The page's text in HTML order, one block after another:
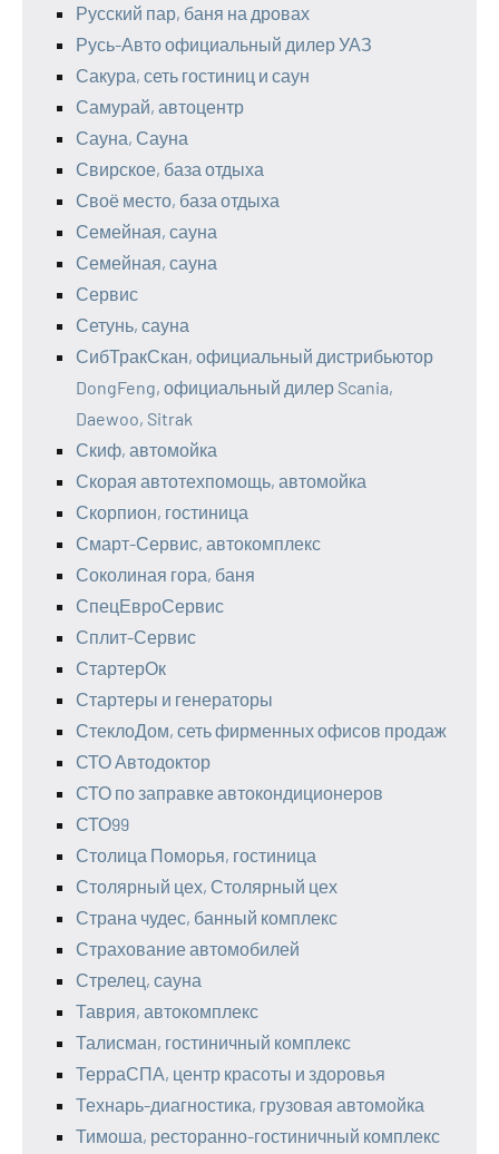
Русский пар, баня на дровах
Русь-Авто официальный дилер УАЗ
Сакура, сеть гостиниц и саун
Самурай, автоцентр
Сауна, Сауна
Свирское, база отдыха
Своё место, база отдыха
Семейная, сауна
Семейная, сауна
Сервис
Сетунь, сауна
СибТракСкан, официальный дистрибьютор
DongFeng, официальный дилер Scania,
Daewoo, Sitrak
Скиф, автомойка
Скорая автотехпомощь, автомойка
Скорпион, гостиница
Смарт-Сервис, автокомплекс
Соколиная гора, баня
СпецЕвроСервис
Сплит-Сервис
СтартерОк
Стартеры и генераторы
СтеклоДом, сеть фирменных офисов продаж
СТО Автодоктор
СТО по заправке автокондиционеров
СТО99
Столица Поморья, гостиница
Столярный цех, Столярный цех
Страна чудес, банный комплекс
Страхование автомобилей
Стрелец, сауна
Таврия, автокомплекс
Талисман, гостиничный комплекс
ТерраСПА, центр красоты и здоровья
Технарь-диагностика, грузовая автомойка
Тимоша, ресторанно-гостиничный комплекс